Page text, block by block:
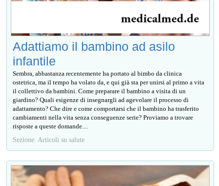
Adattiamo il bambino ad asilo
infantile
Sembra, abbastanza recentemente ha portato al bimbo da clinica
ostetrica, ma il tempo ha volato da, e qui già sta per unirsi al primo a vita
il collettivo da bambini. Come preparare il bambino a visita di un
giardino? Quali esigenze di insegnargli ad agevolare il processo di
adattamento? Che dire e come comportarsi che il bambino ha trasferito
cambiamenti nella vita senza conseguenze serie? Proviamo a trovare
risposte a queste domande....
Sezione: Articoli su salute